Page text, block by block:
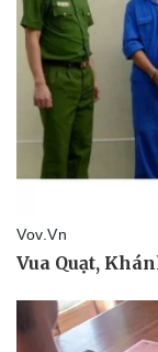
Thể thao
Bóng đá